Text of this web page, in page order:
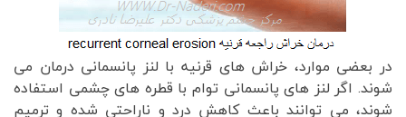
در بعضی موارد، خراش های قرنیه با لنز پانسمانی درمان می
شوند. اگر لنز های پانسمانی توام با قطره های چشمی استفاده
شوند، می توانند باعث کاهش درد و ناراحتی شده و ترمیم